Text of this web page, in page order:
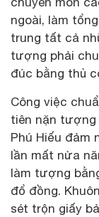
ngoài, làm
trung tất cả
tượng phải
đúc bằng thủ
Công việc
tiên nặn tượng
Phú Hiếu đảm
lần mất nửa
làm tượng
đổ đồng.
sét trộn giấy